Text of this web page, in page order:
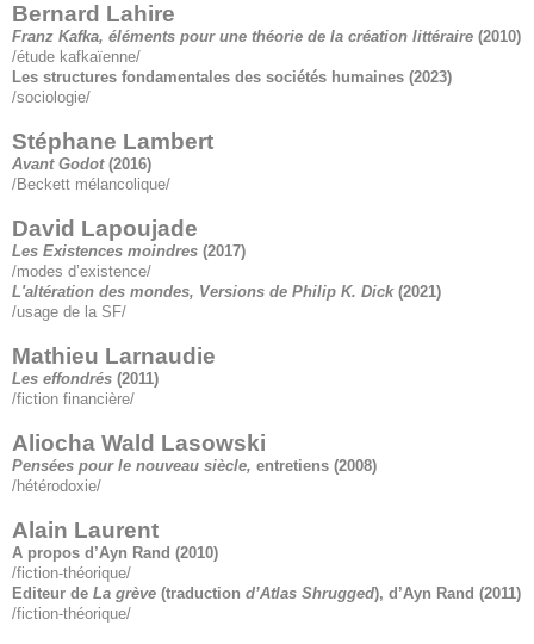
Bernard Lahire
Franz Kafka, éléments pour une théorie de la création littéraire (2010)
/étude kafkaïenne/
Les structures fondamentales des sociétés humaines (2023)
/sociologie/
Stéphane Lambert
Avant Godot (2016)
/Beckett mélancolique/
David Lapoujade
Les Existences moindres (2017)
/modes d’existence/
L'altération des mondes, Versions de Philip K. Dick (2021)
/usage de la SF/
Mathieu Larnaudie
Les effondrés (2011)
/fiction financière/
Aliocha Wald Lasowski
Pensées pour le nouveau siècle, entretiens (2008)
/hétérodoxie/
Alain Laurent
A propos d’Ayn Rand (2010)
/fiction-théorique/
Editeur de La grève (traduction d’Atlas Shrugged), d’Ayn Rand (2011)
/fiction-théorique/